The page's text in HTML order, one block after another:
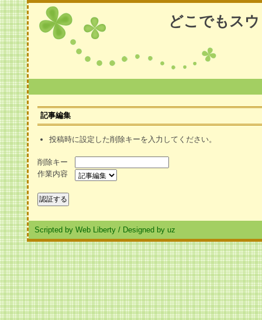
どこでもス
記事編集
投稿時に設定した削除キーを入力してください。
削除キー
作業内容
Scripted by Web Liberty / Designed by uz